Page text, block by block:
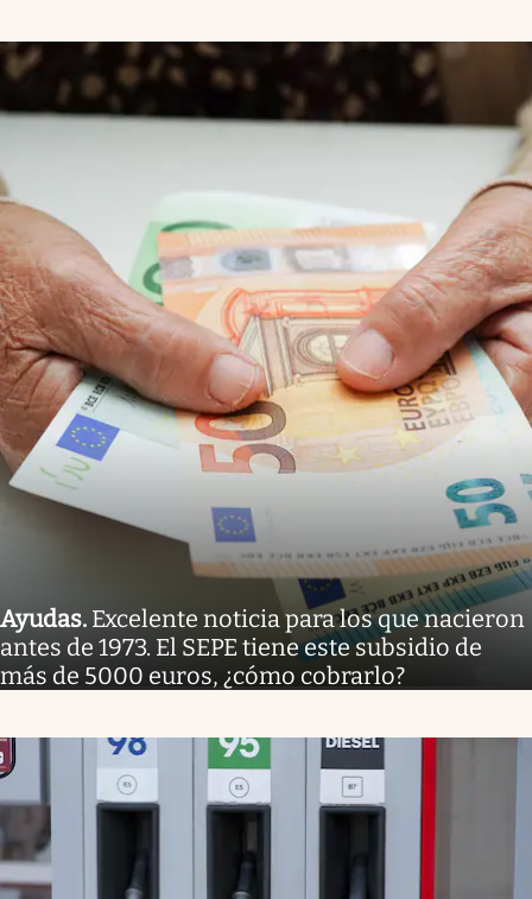
Ayudas. Excelente noticia para los que nacieron
antes de 1973. El SEPE tiene este subsidio de
más de 5000 euros, ¿cómo cobrarlo?